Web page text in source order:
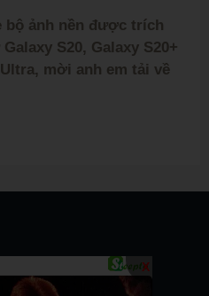
bộ ảnh nền được trích
S20, Galaxy S20+
mời anh em tải về
X